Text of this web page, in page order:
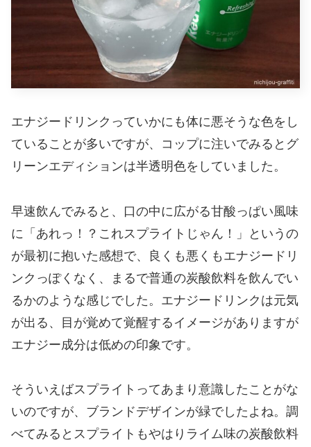
エナジードリンクっていかにも体に悪そうな色をし
ていることが多いですが、コップに注いでみるとグ
リーンエディションは半透明色をしていました。
早速飲んでみると、口の中に広がる甘酸っぱい風味
に「あれっ！？これスプライトじゃん！」というの
が最初に抱いた感想で、良くも悪くもエナジードリ
ンクっぽくなく、まるで普通の炭酸飲料を飲んでい
るかのような感じでした。エナジードリンクは元気
が出る、目が覚めて覚醒するイメージがありますが
エナジー成分は低めの印象です。
そういえばスプライトってあまり意識したことがな
いのですが、ブランドデザインが緑でしたよね。調
べてみるとスプライトもやはりライム味の炭酸飲料